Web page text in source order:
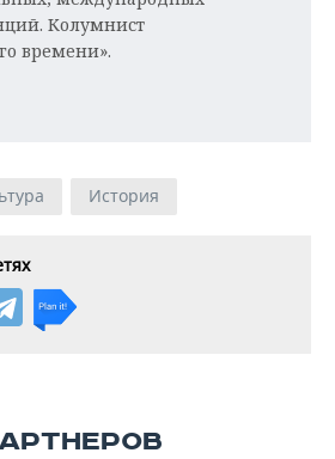
Колумнист
времени».
История